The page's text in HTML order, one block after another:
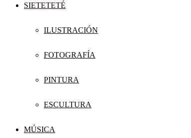
SIETETETÉ
ILUSTRACIÓN
FOTOGRAFÍA
PINTURA
ESCULTURA
MÚSICA